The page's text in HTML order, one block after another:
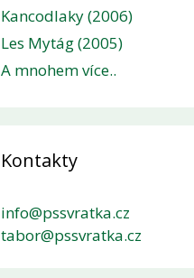
Kancodlaky (2006)
Les Mytág (2005)
A mnohem více..
Kontakty
info@pssvratka.cz
tabor@pssvratka.cz